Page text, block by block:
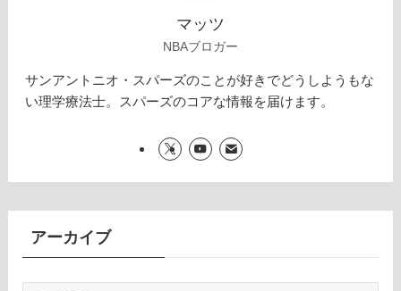
マッツ
NBAブロガー
サンアントニオ・スパーズのことが好きでどうしようもな
い理学療法士。スパーズのコアな情報を届けます。
アーカイブ